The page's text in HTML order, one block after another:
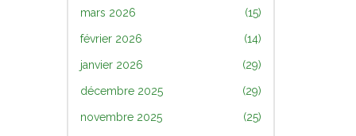
mars 2026 (15)
février 2026 (14)
janvier 2026 (29)
décembre 2025 (29)
novembre 2025 (25)